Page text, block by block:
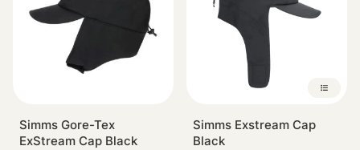
nya favoritaccessoarer!
Simms Gore-Tex
ExStream Cap Black
Simms Exstream Cap
Black